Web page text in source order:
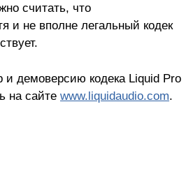
считать, что
и не вполне легальный кодек
демоверсию кодека Liquid Pro
на сайте www.liquidaudio.com.